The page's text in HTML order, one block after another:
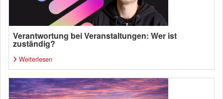
Verantwortung bei Veranstaltungen: Wer ist
zuständig?
Weiterlesen